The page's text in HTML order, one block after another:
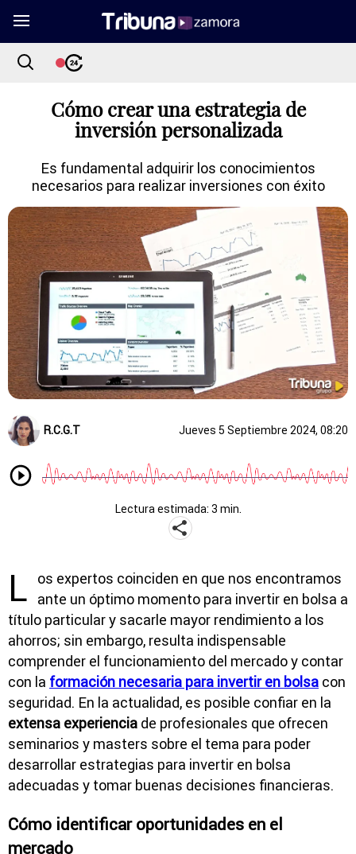
Cómo crear una estrategia de
inversión personalizada
Es fundamental adquirir los conocimientos
necesarios para realizar inversiones con éxito
R.C.G.T Jueves 5 Septiembre 2024, 08:20
Lectura estimada: 3 min.
L
os expertos coinciden en que nos encontramos
ante un óptimo momento para invertir en bolsa a
título particular y sacarle mayor rendimiento a los
ahorros; sin embargo, resulta indispensable
comprender el funcionamiento del mercado y contar
con la formación necesaria para invertir en bolsa con
seguridad. En la actualidad, es posible confiar en la
extensa experiencia de profesionales que ofrecen
seminarios y masters sobre el tema para poder
desarrollar estrategias para invertir en bolsa
adecuadas y tomar buenas decisiones financieras.
Cómo identificar oportunidades en el
mercado